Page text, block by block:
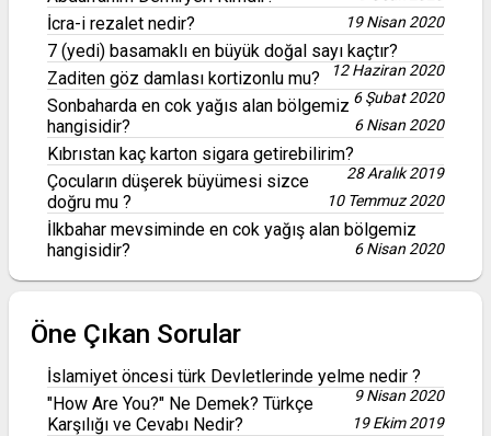
İcra-i rezalet nedir? 19 Nisan 2020
7 (yedi) basamaklı en büyük doğal sayı kaçtır?
12 Haziran 2020
Zaditen göz damlası kortizonlu mu?
6 Şubat 2020
Sonbaharda en cok yağıs alan bölgemiz
hangisidir?
6 Nisan 2020
Kıbrıstan kaç karton sigara getirebilirim?
28 Aralık 2019
Çocuların düşerek büyümesi sizce
doğru mu ?
10 Temmuz 2020
İlkbahar mevsiminde en cok yağış alan bölgemiz
hangisidir?
6 Nisan 2020
Öne Çıkan Sorular
İslamiyet öncesi türk Devletlerinde yelme nedir ?
9 Nisan 2020
"How Are You?" Ne Demek? Türkçe
Karşılığı ve Cevabı Nedir?
19 Ekim 2019